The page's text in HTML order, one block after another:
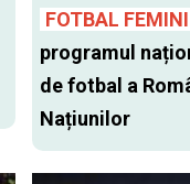
FOTBAL
programul
de fotbal a
Națiunilor